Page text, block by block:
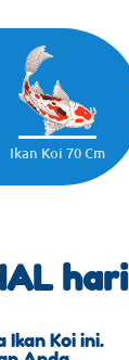
Ikan Koi 70 Cm
hari
Koi ini.